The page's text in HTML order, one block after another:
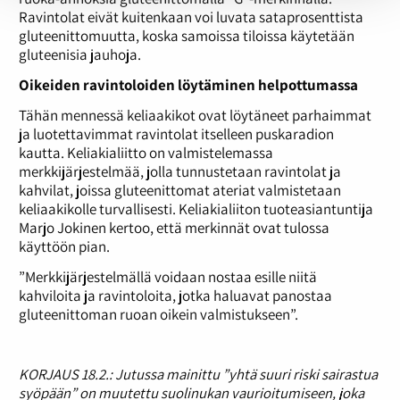
Ravintolat eivät kuitenkaan voi luvata sataprosenttista
gluteenittomuutta, koska samoissa tiloissa käytetään
gluteenisia jauhoja.
Oikeiden ravintoloiden löytäminen helpottumassa
Tähän mennessä keliaakikot ovat löytäneet parhaimmat
ja luotettavimmat ravintolat itselleen puskaradion
kautta. Keliakialiitto on valmistelemassa
merkkijärjestelmää, jolla tunnustetaan ravintolat ja
kahvilat, joissa gluteenittomat ateriat valmistetaan
keliaakikolle turvallisesti. Keliakialiiton tuoteasiantuntija
Marjo Jokinen kertoo, että merkinnät ovat tulossa
käyttöön pian.
”Merkkijärjestelmällä voidaan nostaa esille niitä
kahviloita ja ravintoloita, jotka haluavat panostaa
gluteenittoman ruoan oikein valmistukseen”.
KORJAUS 18.2.: Jutussa mainittu ”yhtä suuri riski sairastua
syöpään” on muutettu suolinukan vaurioitumiseen, joka